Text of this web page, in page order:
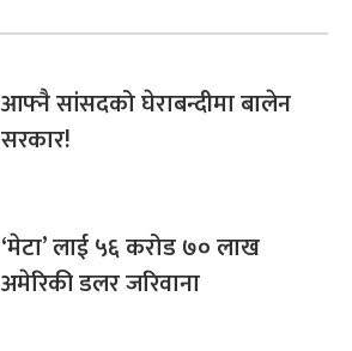
आफ्नै सांसदको घेराबन्दीमा बालेन
सरकार!
‘मेटा’ लाई ५६ करोड ७० लाख
अमेरिकी डलर जरिवाना